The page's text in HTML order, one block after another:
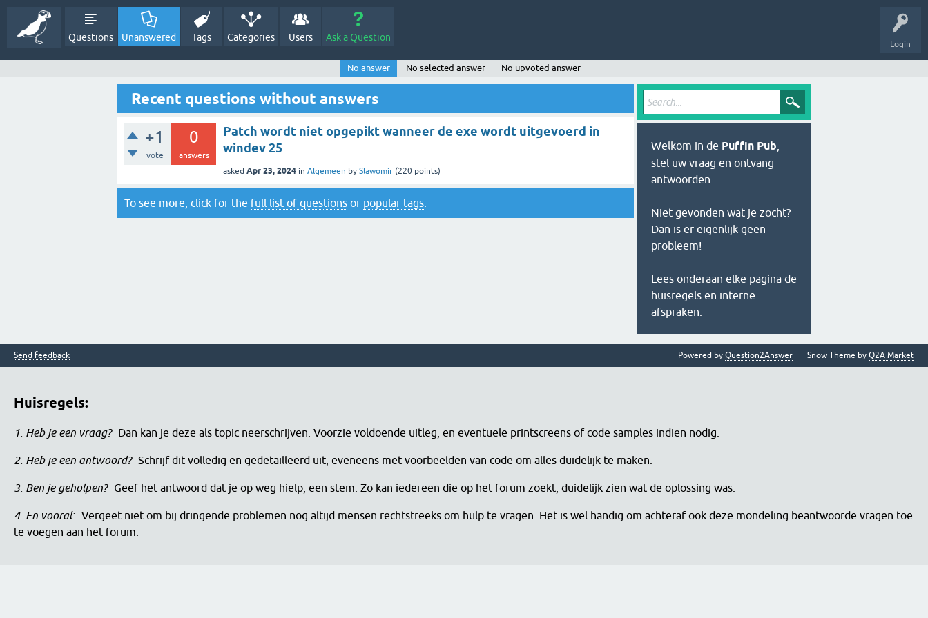
Login
Questions Unanswered Tags Categories Users Ask a Question
No answer No selected answer No upvoted answer
Recent questions without answers
+1
vote
0
answers
Patch wordt niet opgepikt wanneer de exe wordt uitgevoerd in
windev 25
asked Apr 23, 2024 in Algemeen by Slawomir (220 points)
To see more, click for the full list of questions or popular tags
Welkom in de Puffin Pub
stel uw vraag en ontvang
antwoorden.
Niet gevonden wat je zocht?
Dan is er eigenlijk geen
probleem!
Lees onderaan elke pagina de
huisregels en interne
afspraken.
Send feedback Snow Theme by Q2A Market
Powered by Question2Answer
Huisregels:
1. Heb je een vraag? Dan kan je deze als topic neerschrijven. Voorzie voldoende uitleg, en eventuele printscreens of code samples indien nodig.
2. Heb je een antwoord? Schrijf dit volledig en gedetailleerd uit, eveneens met voorbeelden van code om alles duidelijk te maken.
3. Ben je geholpen? Geef het antwoord dat je op weg hielp, een stem. Zo kan iedereen die op het forum zoekt, duidelijk zien wat de oplossing was.
4. En vooral: Vergeet niet om bij dringende problemen nog altijd mensen rechtstreeks om hulp te vragen. Het is wel handig om achteraf ook deze mondeling beantwoorde vragen toe
te voegen aan het forum.